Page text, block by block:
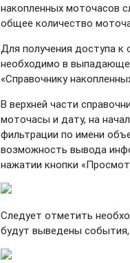
накопленных моточасов
общее количество
Для получения доступа
необходимо в
«Справочнику
В верхней части
моточасы и дату, на
фильтрации по имени
возможность вывода
нажатии кнопки
Следует отметить
будут выведены